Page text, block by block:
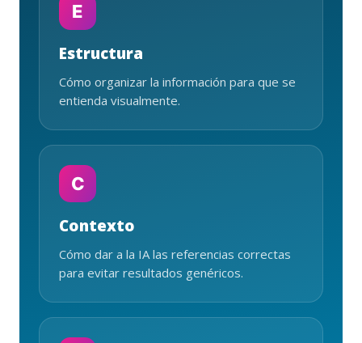
E
Estructura
Cómo organizar la información para que se
entienda visualmente.
C
Contexto
Cómo dar a la IA las referencias correctas
para evitar resultados genéricos.